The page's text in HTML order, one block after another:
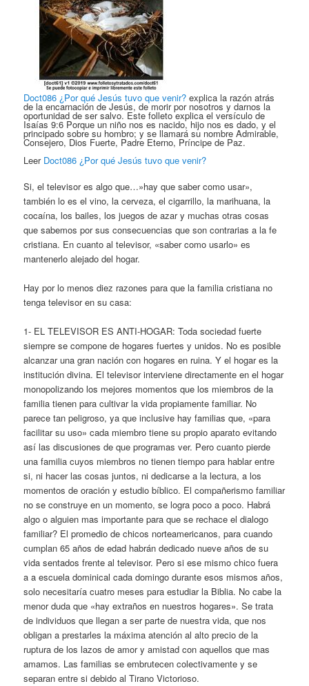
Doct086 ¿Por qué Jesús tuvo que venir? explica la razón atrás
de la encarnación de Jesús, de morir por nosotros y darnos la
oportunidad de ser salvo. Este folleto explica el versículo de
Isaías 9:6 Porque un niño nos es nacido, hijo nos es dado, y el
principado sobre su hombro; y se llamará su nombre Admirable,
Consejero, Dios Fuerte, Padre Eterno, Príncipe de Paz.
Leer Doct086 ¿Por qué Jesús tuvo que venir?
Si, el televisor es algo que…»hay que saber como usar»,
también lo es el vino, la cerveza, el cigarrillo, la marihuana, la
cocaína, los bailes, los juegos de azar y muchas otras cosas
que sabemos por sus consecuencias que son contrarias a la fe
cristiana. En cuanto al televisor, «saber como usarlo» es
mantenerlo alejado del hogar.
Hay por lo menos diez razones para que la familia cristiana no
tenga televisor en su casa:
1- EL TELEVISOR ES ANTI-HOGAR: Toda sociedad fuerte
siempre se compone de hogares fuertes y unidos. No es posible
alcanzar una gran nación con hogares en ruina. Y el hogar es la
institución divina. El televisor interviene directamente en el hogar
monopolizando los mejores momentos que los miembros de la
familia tienen para cultivar la vida propiamente familiar. No
parece tan peligroso, ya que inclusive hay familias que, «para
facilitar su uso» cada miembro tiene su propio aparato evitando
así las discusiones de que programas ver. Pero cuanto pierde
una familia cuyos miembros no tienen tiempo para hablar entre
si, ni hacer las cosas juntos, ni dedicarse a la lectura, a los
momentos de oración y estudio bíblico. El compañerismo familiar
no se construye en un momento, se logra poco a poco. Habrá
algo o alguien mas importante para que se rechace el dialogo
familiar? El promedio de chicos norteamericanos, para cuando
cumplan 65 años de edad habrán dedicado nueve años de su
vida sentados frente al televisor. Pero si ese mismo chico fuera
a a escuela dominical cada domingo durante esos mismos años,
solo necesitaría cuatro meses para estudiar la Biblia. No cabe la
menor duda que «hay extraños en nuestros hogares». Se trata
de individuos que llegan a ser parte de nuestra vida, que nos
obligan a prestarles la máxima atención al alto precio de la
ruptura de los lazos de amor y amistad con aquellos que mas
amamos. Las familias se embrutecen colectivamente y se
separan entre si debido al Tirano Victorioso.